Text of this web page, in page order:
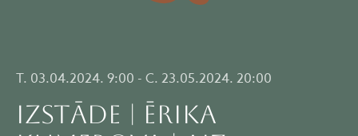
T. 03.04.2024. 9:00 - C. 23.05.2024. 20:00
IZSTĀDE | ĒRIKA